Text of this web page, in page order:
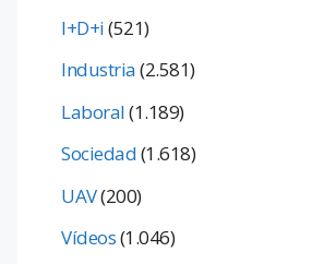
I+D+i(521)
Industria(2.581)
Laboral(1.189)
Sociedad(1.618)
UAV(200)
Vídeos(1.046)